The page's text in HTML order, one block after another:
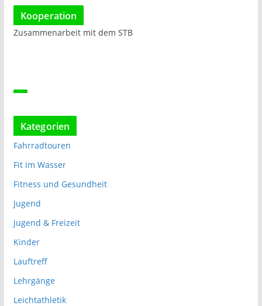
Kooperation
Zusammenarbeit mit dem STB
Kategorien
Fahrradtouren
Fit im Wasser
Fitness und Gesundheit
Jugend
Jugend & Freizeit
Kinder
Lauftreff
Lehrgänge
Leichtathletik